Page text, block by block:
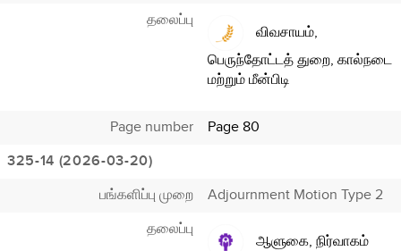
தலைப்பு
விவசாயம்,
பெருந்தோட்டத் துறை, கால்நடை
மற்றும் மீன்பிடி
Page number
Page 80
325-14 (2026-03-20)
பங்களிப்பு முறை
Adjournment Motion Type 2
தலைப்பு
ஆளுகை, நிர்வாகம்